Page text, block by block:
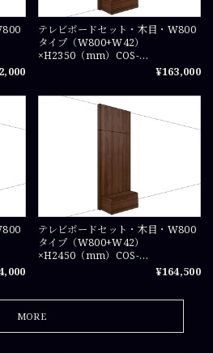
テレビボードセット・木目・W800
タイプ（W800+W42）
×H2350（mm）COS-
¥163,000
テレビボードセット・木目・W800
タイプ（W800+W42）
×H2450（mm）COS-
¥164,500
MORE